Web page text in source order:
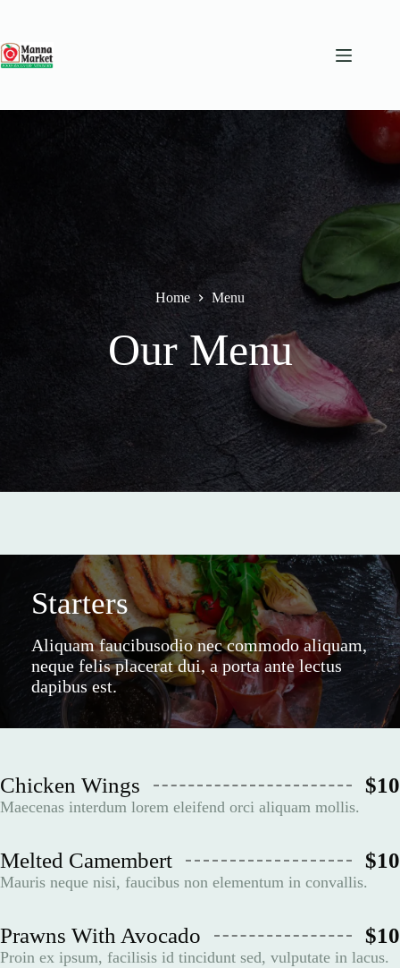
Home Menu
Our Menu
Starters
Aliquam faucibusodio nec commodo aliquam,
neque felis placerat dui, a porta ante lectus
dapibus est.
Chicken Wings $10
Maecenas interdum lorem eleifend orci aliquam mollis.
Melted Camembert $10
Mauris neque nisi, faucibus non elementum in convallis.
Prawns With Avocado $10
Proin ex ipsum, facilisis id tincidunt sed, vulputate in lacus.